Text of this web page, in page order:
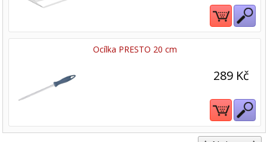
Ocílka PRESTO 20 cm
289 Kč